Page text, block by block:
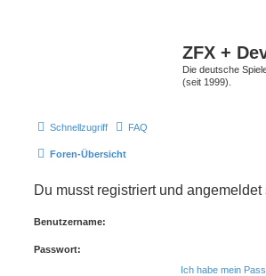
ZFX +
Die deutsche
(seit 1999).
Schnellzugriff FAQ
Foren-Übersicht
Du musst registriert und
Benutzername:
Passwort:
Ich habe mein